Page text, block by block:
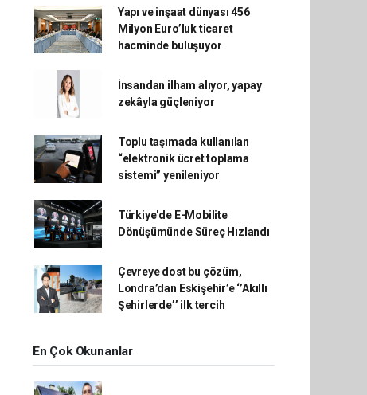
Yapı ve inşaat dünyası 456
Milyon Euro’luk ticaret
hacminde buluşuyor
İnsandan ilham alıyor, yapay
zekâyla güçleniyor
Toplu taşımada kullanılan
“elektronik ücret toplama
sistemi” yenileniyor
Türkiye'de E-Mobilite
Dönüşümünde Süreç Hızlandı
Çevreye dost bu çözüm,
Londra’dan Eskişehir’e ‘’Akıllı
Şehirlerde’’ ilk tercih
En Çok Okunanlar